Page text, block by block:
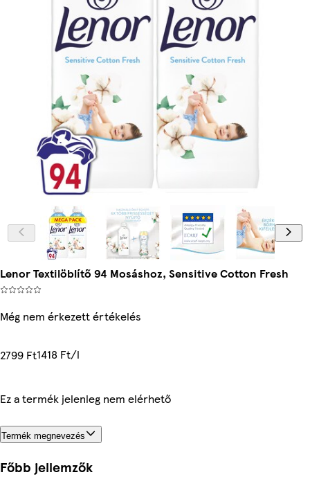
Lenor Textilöblítő 94 Mosáshoz, Sensitive Cotton Fresh
Még nem érkezett értékelés
2799 Ft1418 Ft/l
Ez a termék jelenleg nem elérhető
Termék megnevezés
Főbb jellemzők